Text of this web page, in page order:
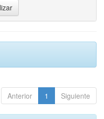
Anterior 1 Siguiente